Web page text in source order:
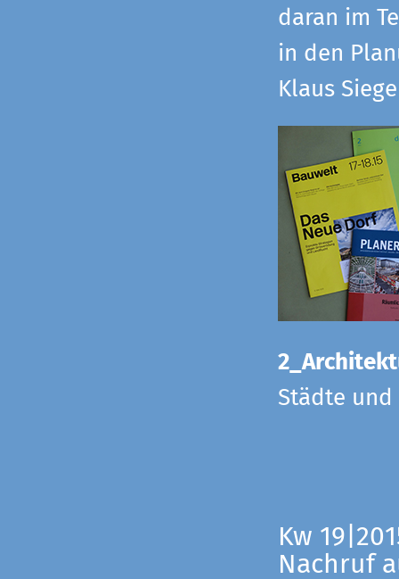
daran im
in den
Klaus
Städte
Kw
Nachruf